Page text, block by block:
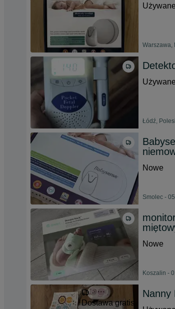
Używane
Warszawa,
Używane
Łódź,
Nowe
Smolec -
Nowe
Koszalin -
Dostawa gratis
Nanny